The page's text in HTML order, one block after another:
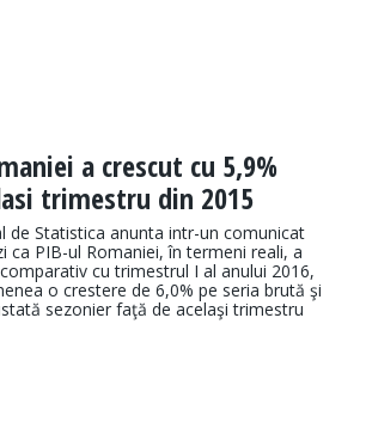
a crescut cu 5,9%
trimestru din 2015
de Statistica anunta intr-un comunicat
ca PIB-ul Romaniei, în termeni reali, a
cu trimestrul I al anului 2016,
o crestere de 6,0% pe seria brută şi
sezonier faţă de acelaşi trimestru